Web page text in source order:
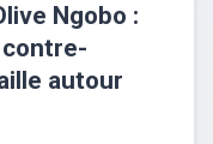
Ngobo :
autour